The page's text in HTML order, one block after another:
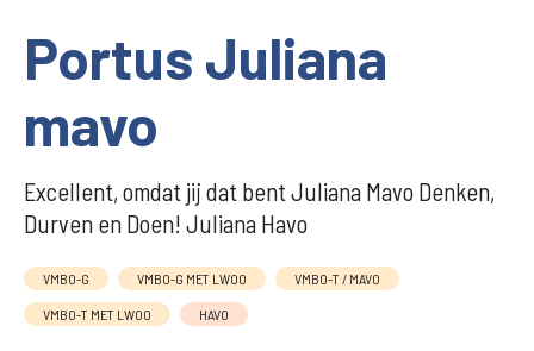
Portus Juliana
mavo
Excellent, omdat jij dat bent Juliana Mavo Denken,
Durven en Doen! Juliana Havo
VMBO-G VMBO-G MET LWOO VMBO-T / MAVO
VMBO-T MET LWOO HAVO